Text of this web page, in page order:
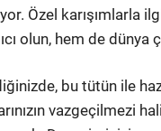
Özel karışımlarla
olun, hem de
bu tütün ile
vazgeçilmezi